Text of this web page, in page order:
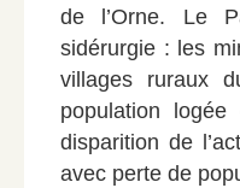
de l’Orne. Le
sidérurgie : les
villages ruraux
population
disparition de
avec perte de